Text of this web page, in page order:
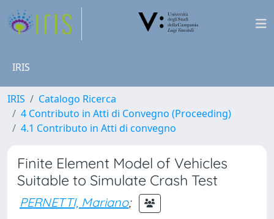
IRIS
IRIS
Catalogo Ricerca
4 Contributo in Atti di Convegno (Proceeding)
4.1 Contributo in Atti di convegno
Finite Element Model of Vehicles
Suitable to Simulate Crash Test
PERNETTI, Mariano;